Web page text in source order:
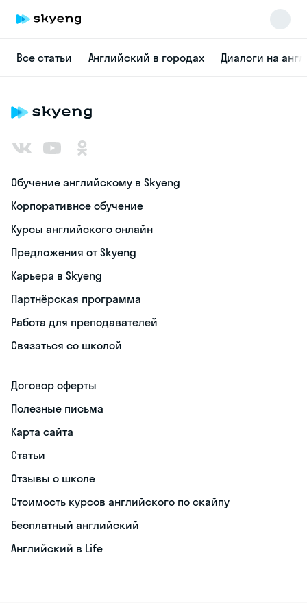
Все статьи Английский в городах Диалоги на
Обучение английскому в Skyeng
Корпоративное обучение
Курсы английского онлайн
Предложения от Skyeng
Карьера в Skyeng
Партнёрская программа
Работа для преподавателей
Связаться со школой
Договор оферты
Полезные письма
Карта сайта
Статьи
Отзывы о школе
Стоимость курсов английского по скайпу
Бесплатный английский
Английский в Life